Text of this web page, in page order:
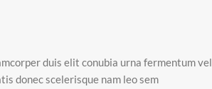
duis elit conubia urna fermentum vel
donec scelerisque nam leo sem